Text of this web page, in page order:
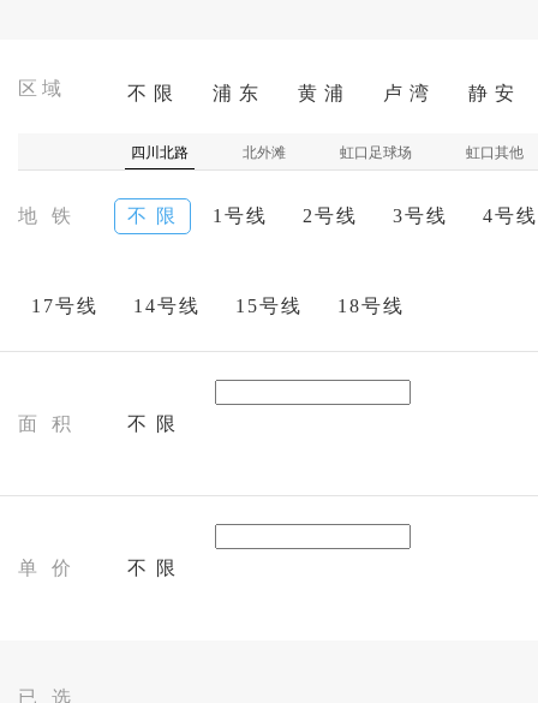
区域 不 限 浦 东 黄 浦 卢 湾 静 安
四川北路 北外滩 虹口足球场 虹口其他
地 铁 不 限 1号线 2号线 3号线 4号线
17号线 14号线 15号线 18号线
面 积 不 限
单 价 不 限
已 选